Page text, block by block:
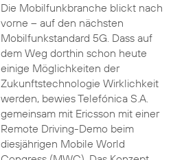
Die Mobilfunkbranche blickt nach
vorne – auf den nächsten
Mobilfunkstandard 5G. Dass auf
dem Weg dorthin schon heute
einige Möglichkeiten der
Zukunftstechnologie Wirklichkeit
werden, bewies Telefónica S.A.
gemeinsam mit Ericsson mit einer
Remote Driving-Demo beim
diesjährigen Mobile World